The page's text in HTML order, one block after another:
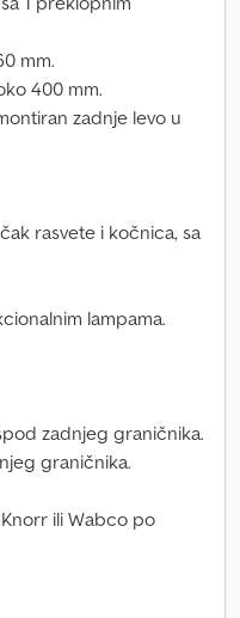
mm.
400 mm.
zadnje levo u
rasvete i kočnica, sa
lampama.
zadnjeg graničnika.
graničnika.
ili Wabco po